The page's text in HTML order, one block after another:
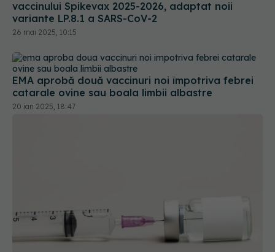
catarale ovine sau boala limbii albastre
20 ian 2025, 18:47
Statele Unite restricţionează vaccinul Valneva
împotrivia chikungunya